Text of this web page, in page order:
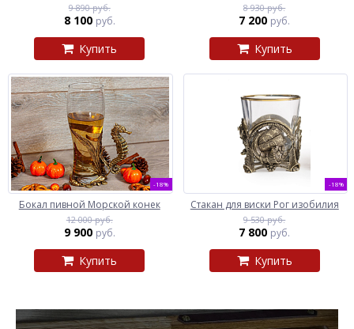
9 890 руб.
8 100 руб.
Купить
8 930 руб.
7 200 руб.
Купить
-18%
Бокал пивной Морской конек
12 000 руб.
9 900 руб.
Купить
-18%
Стакан для виски Рог изобилия
9 530 руб.
7 800 руб.
Купить